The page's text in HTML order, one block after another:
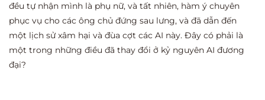
đều tự nhận mình là phụ nữ, và tất nhiên, hàm ý chuyên
phục vụ cho các ông chủ đứng sau lưng, và đã dẫn đến
một lịch sử xâm hại và đùa cợt các AI này. Đây có phải là
một trong những điều đã thay đổi ở kỷ nguyên AI đương
đại?